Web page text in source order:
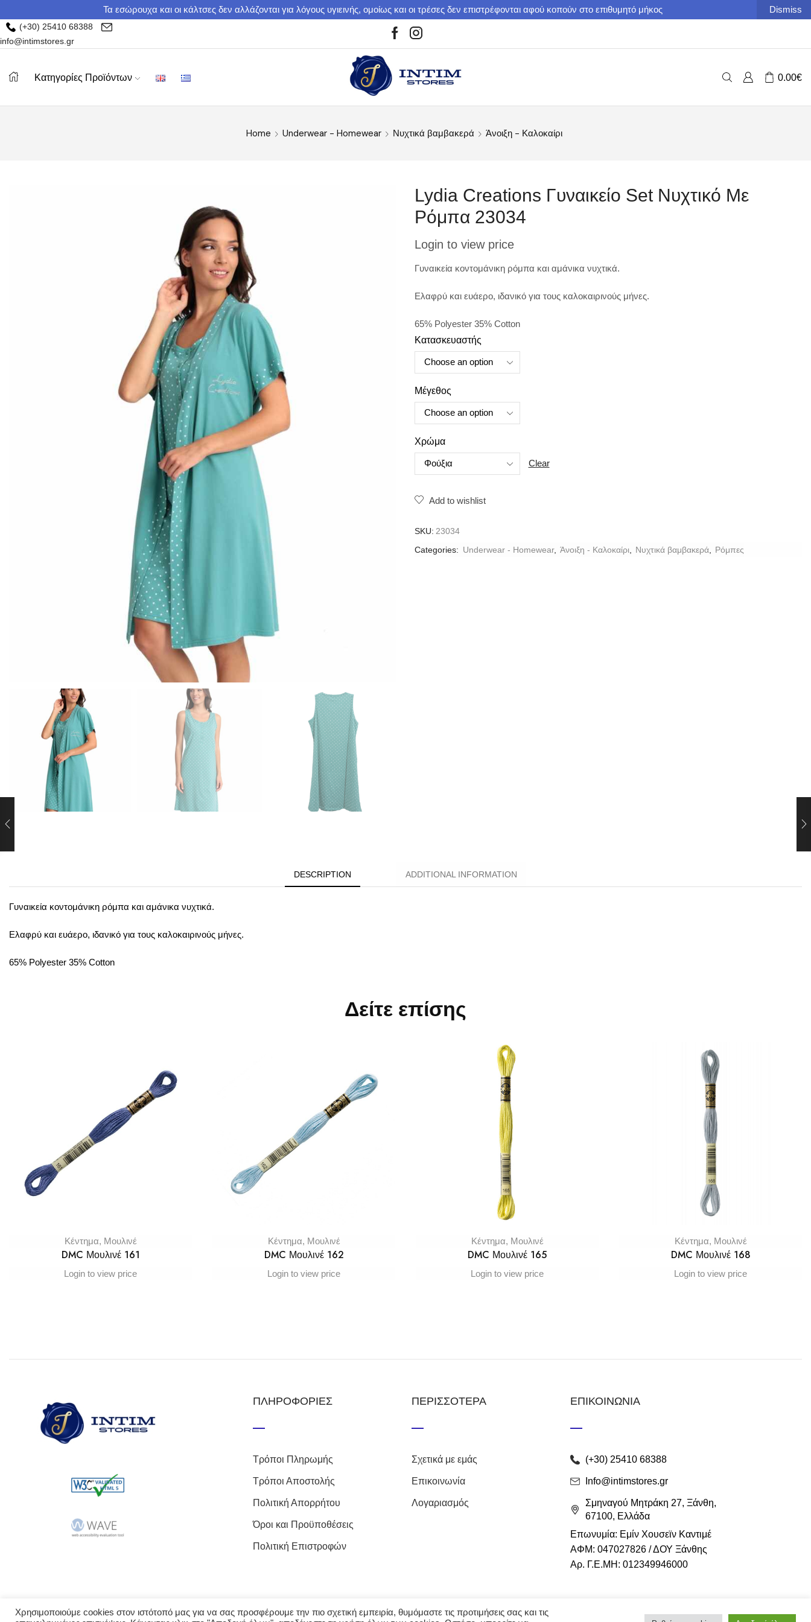
Τα εσώρουχα και οι κάλτσες δεν αλλάζονται για λόγους υγιεινής, ομοίως και οι τρέσες δεν επιστρέφονται αφού κοπούν στο επιθυμητό μήκος Dismiss
(+30) 25410 68388
info@intimstores.gr
Κατηγορίες Προϊόντων 0.00€
Home Underwear - Homewear Νυχτικά βαμβακερά Άνοιξη - Καλοκαίρι
Lydia Creations Γυναικείο Set Νυχτικό Με
Ρόμπα 23034
Login to view price
Γυναικεία κοντομάνικη ρόμπα και αμάνικα νυχτικά.
Ελαφρύ και ευάερο, ιδανικό για τους καλοκαιρινούς μήνες.
65% Polyester 35% Cotton
Κατασκευαστής
Μέγεθος
Χρώμα
Clear
Add to wishlist
SKU: 23034
Categories: Underwear - Homewear, Άνοιξη - Καλοκαίρι Νυχτικά βαμβακερά Ρόμπες
DESCRIPTION ADDITIONAL INFORMATION
Γυναικεία κοντομάνικη ρόμπα και αμάνικα νυχτικά.
Ελαφρύ και ευάερο, ιδανικό για τους καλοκαιρινούς μήνες.
65% Polyester 35% Cotton
Δείτε επίσης
Κέντημα, Μουλινέ
DMC Μουλινέ 161
Login to view price
Κέντημα, Μουλινέ
DMC Μουλινέ 162
Login to view price
Κέντημα, Μουλινέ
DMC Μουλινέ 165
Login to view price
Κέντημα, Μουλινέ
DMC Μουλινέ 168
Login to view price
ΠΛΗΡΟΦΟΡΙΕΣ
Τρόποι Πληρωμής
Τρόποι Αποστολής
Πολιτική Απορρήτου
Όροι και Προϋποθέσεις
Πολιτική Επιστροφών
ΠΕΡΙΣΣΟΤΕΡΑ
Σχετικά με εμάς
Επικοινωνία
Λογαριασμός
ΕΠΙΚΟΙΝΩΝΙΑ
(+30) 25410 68388
Info@intimstores.gr
Σμηναγού Μητράκη 27, Ξάνθη,
67100, Ελλάδα
Επωνυμία: Εμίν Χουσεϊν Καντιμέ
ΑΦΜ: 047027826 / ΔΟΥ Ξάνθης
Αρ. Γ.Ε.ΜΗ: 012349946000
Χρησιμοποιούμε cookies στον ιστότοπό μας για να σας προσφέρουμε την πιο σχετική εμπειρία, θυμόμαστε τις προτιμήσεις σας και τις